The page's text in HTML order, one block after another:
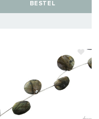
BESTEL